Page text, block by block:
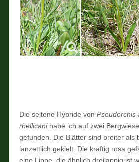
Die seltene Hybride vonPseudorchis
rhellicanihabe ich auf zwei
gefunden. Die Blätter sind breiter als
lanzettlich gekielt. Die kräftig rosa
eine Lippe, die ähnlich dreilappig ist